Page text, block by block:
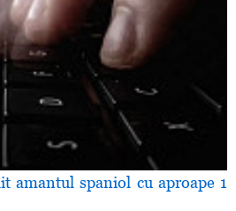
amantul spaniol cu aproape 1